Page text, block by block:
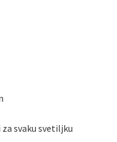
svaku svetiljku